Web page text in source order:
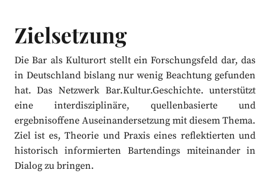
Zielsetzung
Die Bar als Kulturort stellt ein Forschungsfeld dar, das
in Deutschland bislang nur wenig Beachtung gefunden
hat. Das Netzwerk Bar.Kultur.Geschichte. unterstützt
eine interdisziplinäre, quellenbasierte und
ergebnisoffene Auseinandersetzung mit diesem Thema.
Ziel ist es, Theorie und Praxis eines reflektierten und
historisch informierten Bartendings miteinander in
Dialog zu bringen.